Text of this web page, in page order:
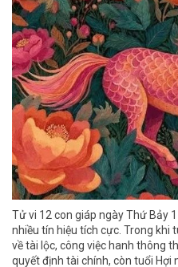
Tử vi 12 con giáp ngày Thứ Bảy
nhiều tín hiệu tích cực. Trong khi
về tài lộc, công việc hanh thông
quyết định tài chính, còn tuổi